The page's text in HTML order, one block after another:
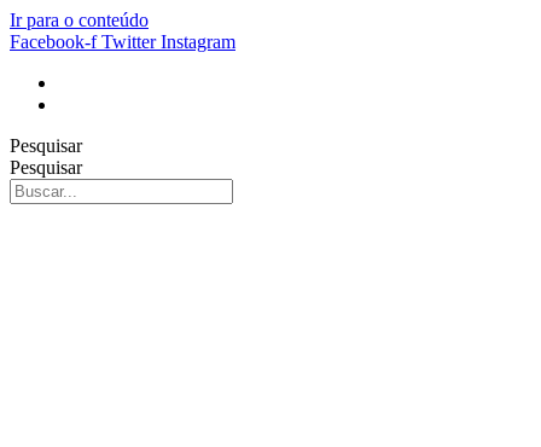
Ir para o conteúdo
Facebook-f Twitter Instagram
Pesquisar
Pesquisar